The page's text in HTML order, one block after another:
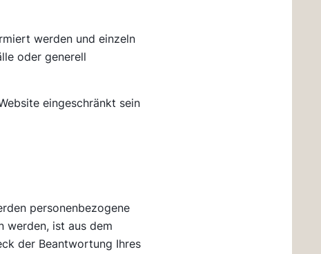
werden und einzeln
oder generell
eingeschränkt sein
personenbezogene
werden, ist aus dem
der Beantwortung Ihres